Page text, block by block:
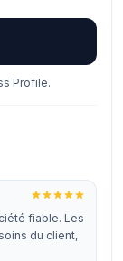
Profile.
fiable. Les
du client,